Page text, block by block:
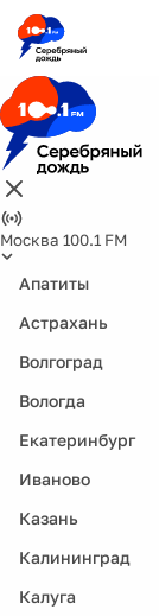
Москва 100.1 FM
Апатиты
Астрахань
Волгоград
Вологда
Екатеринбург
Иваново
Казань
Калининград
Калуга